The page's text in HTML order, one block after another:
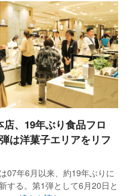
店、19年ぶり食品フロ
は洋菓子エリアをリフ
07年6月以来、約19年ぶりに
する。第1弾として6月20日と